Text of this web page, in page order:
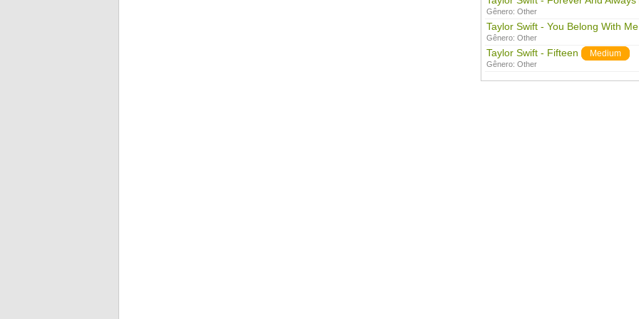
Gênero: Other
Taylor Swift - You Belong With Me
Gênero: Other
Taylor Swift - Fifteen Medium
Gênero: Other